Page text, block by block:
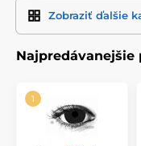
Zobraziť ďalšie
Najpredávanejšie